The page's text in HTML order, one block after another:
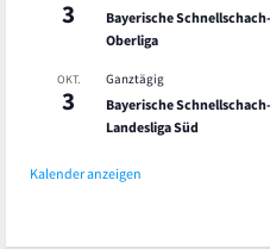
3
Bayerische
Oberliga
OKT.
3
Ganztägig
Bayerische
Landesliga Süd
Kalender anzeigen